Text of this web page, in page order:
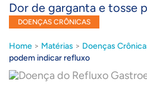
Dor de garganta e tosse
DOENÇAS CRÔNICAS
Home > Matérias > Doenças
podem indicar refluxo